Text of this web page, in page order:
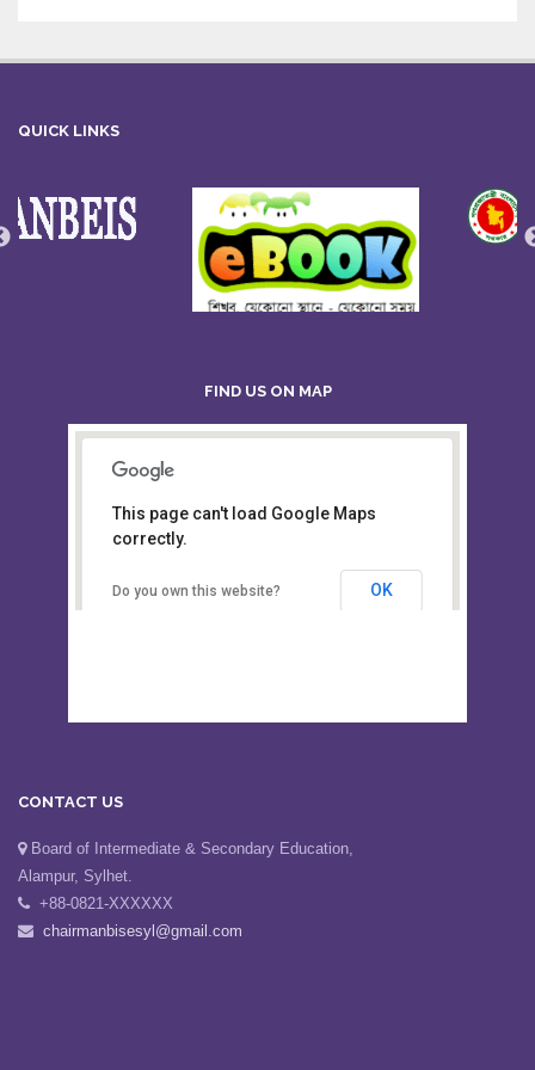
QUICK LINKS
FIND US ON MAP
Secondary Education, Alampur,
Sylhet
This page can't load Google Maps
Board of Intermediate & Secondary Education,
Alampur, Sylhet.
+88-0821-XXXXXX